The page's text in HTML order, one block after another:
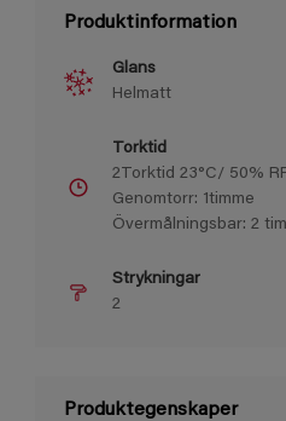
Produktinformation
Glans
Helmatt
Torktid
2Torktid 23°C/ 50%
Genomtorr: 1timme
Övermålningsbar: 2
Strykningar
2
Produktegenskaper